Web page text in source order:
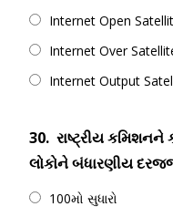
Internet Open
Internet Over
Internet Output
30. રાષ્ટ્રીય કમિશનને
લોકોને બંધારણીય
100મો સુધારો